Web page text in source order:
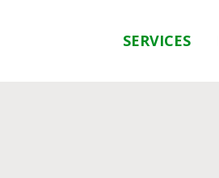
SERVICES